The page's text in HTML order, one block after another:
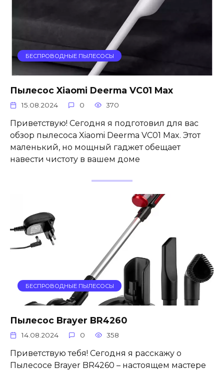
БЕСПРОВОДНЫЕ ПЫЛЕСОСЫ
Пылесос Xiaomi Deerma VC01 Max
15.08.2024 0 370
Приветствую! Сегодня я подготовил для вас
обзор пылесоса Xiaomi Deerma VC01 Max. Этот
маленький, но мощный гаджет обещает
навести чистоту в вашем доме
БЕСПРОВОДНЫЕ ПЫЛЕСОСЫ
Пылесос Brayer BR4260
14.08.2024 0 358
Приветствую тебя! Сегодня я расскажу о
Пылесосе Brayer BR4260 – настоящем мастере